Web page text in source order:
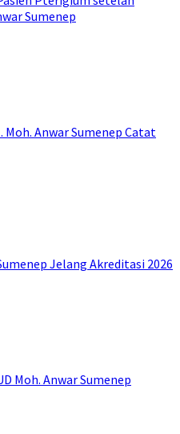
Sumenep
Moh. Anwar Sumenep Catat
Jelang Akreditasi 2026
Moh. Anwar Sumenep